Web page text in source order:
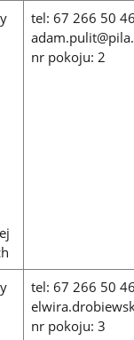
tel: 67 266 50
nr pokoju: 2
tel: 67 266 50
nr pokoju: 3